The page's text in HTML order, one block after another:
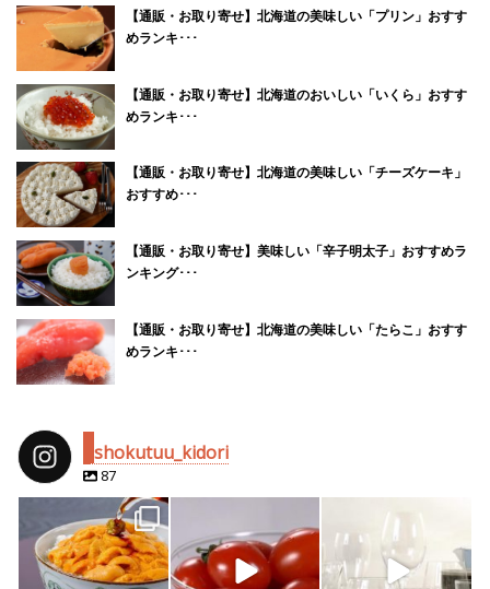
【通販・お取り寄せ】北海道の美味しい「プリン」おすす
めランキ･･･
【通販・お取り寄せ】北海道のおいしい「いくら」おすす
めランキ･･･
【通販・お取り寄せ】北海道の美味しい「チーズケーキ」
おすすめ･･･
【通販・お取り寄せ】美味しい「辛子明太子」おすすめラ
ンキング･･･
【通販・お取り寄せ】北海道の美味しい「たらこ」おすす
めランキ･･･
shokutuu_kidori
87
shokutuu_kidori